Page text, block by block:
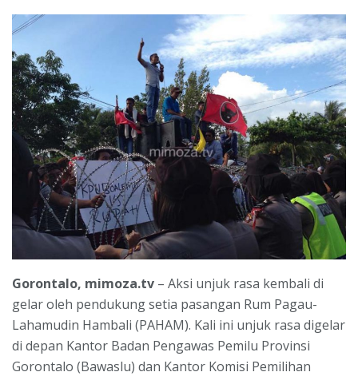
Gorontalo, mimoza.tv – Aksi unjuk rasa kembali di
gelar oleh pendukung setia pasangan Rum Pagau-
Lahamudin Hambali (PAHAM). Kali ini unjuk rasa digelar
di depan Kantor Badan Pengawas Pemilu Provinsi
Gorontalo (Bawaslu) dan Kantor Komisi Pemilihan